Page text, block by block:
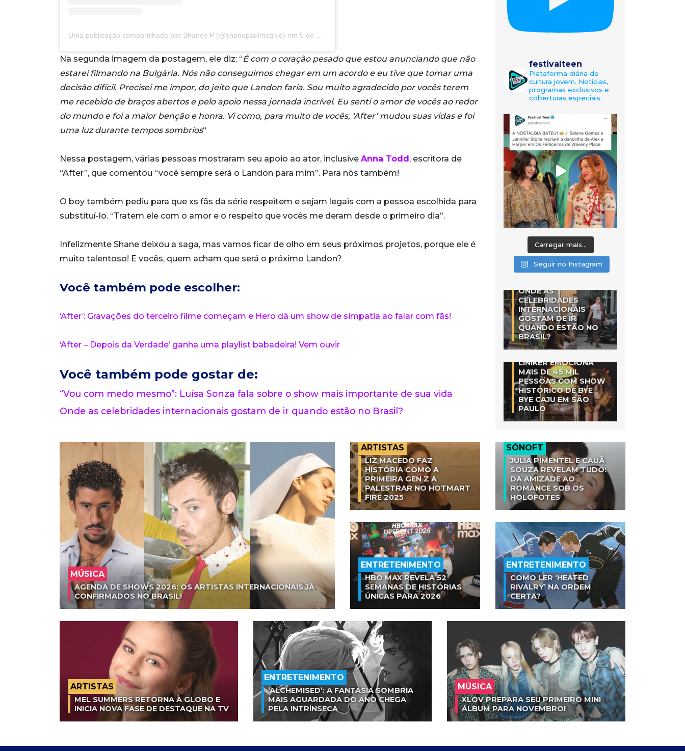
Uma publicação compartilhada por Shaney P (@shanepaulmcghie) em 5 de Out, 2020 às 5:02 PDT
Na segunda imagem da postagem, ele diz: “É com o coração pesado que estou anunciando que não
estarei filmando na Bulgária. Nós não conseguimos chegar em um acordo e eu tive que tomar uma
decisão difícil. Precisei me impor, do jeito que Landon faria. Sou muito agradecido por vocês terem
me recebido de braços abertos e pelo apoio nessa jornada incrível. Eu senti o amor de vocês ao redor
do mundo e foi a maior benção e honra. Vi como, para muito de vocês, ‘After’ mudou suas vidas e foi
uma luz durante tempos sombrios“
Nessa postagem, várias pessoas mostraram seu apoio ao ator, inclusive Anna Todd , escritora de
“After”, que comentou “você sempre será o Landon para mim”. Para nós também!
O boy também pediu para que xs fãs da série respeitem e sejam legais com a pessoa escolhida para
substituí-lo. “Tratem ele com o amor e o respeito que vocês me deram desde o primeiro dia”.
Infelizmente Shane deixou a saga, mas vamos ficar de olho em seus próximos projetos, porque ele é
muito talentoso! E vocês, quem acham que será o próximo Landon?
Você também pode escolher:
‘After’: Gravações do terceiro filme começam e Hero dá um show de simpatia ao falar com fãs!
‘After – Depois da Verdade’ ganha uma playlist babadeira! Vem ouvir
Você também pode gostar de:
“Vou com medo mesmo”: Luísa Sonza fala sobre o show mais importante de sua vida
Onde as celebridades internacionais gostam de ir quando estão no Brasil?
festivalteen
Plataforma diária de
cultura jovem. Notícias,
programas exclusivos e
coberturas especiais.
Carregar mais...
Seguir no Instagram
ONDE AS
CELEBRIDADES
INTERNACIONAIS
GOSTAM DE IR
QUANDO ESTÃO NO
BRASIL?
LINIKER EMOCIONA
MAIS DE 45 MIL
PESSOAS COM SHOW
HISTÓRICO DE BYE
BYE CAJU EM SÃO
PAULO
MÚSICA
AGENDA DE SHOWS 2026: OS ARTISTAS INTERNACIONAIS JÁ
CONFIRMADOS NO BRASIL!
ARTISTAS
LIZ MACEDO FAZ
HISTÓRIA COMO A
PRIMEIRA GEN Z A
PALESTRAR NO HOTMART
FIRE 2025
SÓNOFT
JULIA PIMENTEL E CAUÃ
SOUZA REVELAM TUDO:
DA AMIZADE AO
ROMANCE SOB OS
HOLOFOTES
ENTRETENIMENTO
HBO MAX REVELA 52
SEMANAS DE HISTÓRIAS
ÚNICAS PARA 2026
ENTRETENIMENTO
COMO LER ‘HEATED
RIVALRY’ NA ORDEM
CERTA?
ARTISTAS
MEL SUMMERS RETORNA À GLOBO E
INICIA NOVA FASE DE DESTAQUE NA TV
ENTRETENIMENTO
‘ALCHEMISED’: A FANTASIA SOMBRIA
MAIS AGUARDADA DO ANO CHEGA
PELA INTRÍNSECA
MÚSICA
XLOV PREPARA SEU PRIMEIRO MINI
ÁLBUM PARA NOVEMBRO!